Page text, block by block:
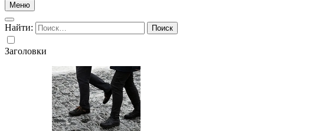
Меню
Найти:
Заголовки